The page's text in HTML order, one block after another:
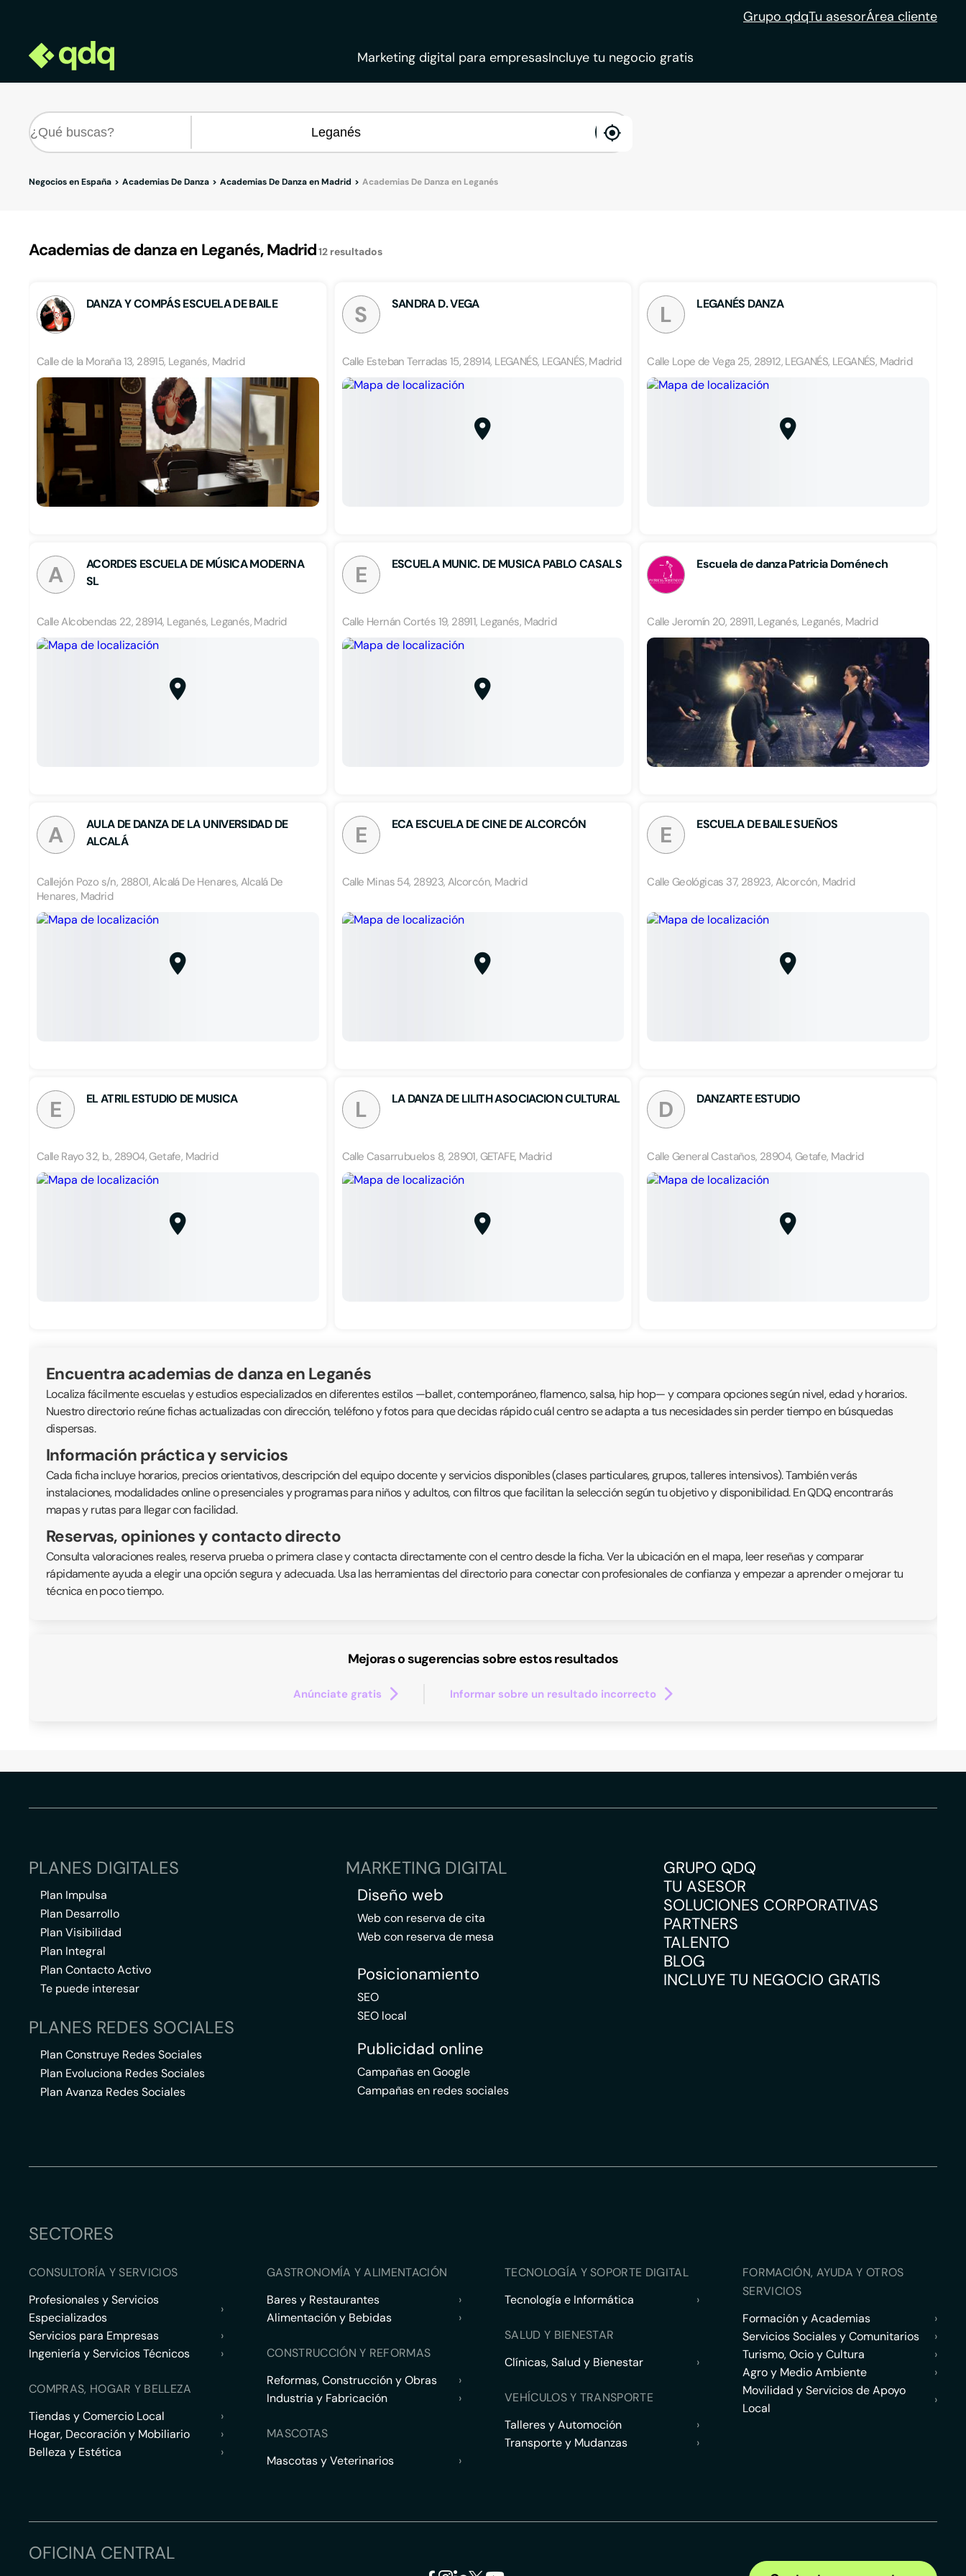
Grupo qdqTu asesorÁrea cliente
Marketing digital para empresasIncluye tu negocio gratis
enable
Negocios en España Academias De Danza Academias De Danza en Madrid Academias De Danza en Leganés
Academias de danza en Leganés, Madrid12 resultados
DANZA Y COMPÁS ESCUELA DE BAILE
Calle de la Moraña 13, 28915, Leganés, Madrid
S SANDRA D. VEGA
Calle Esteban Terradas 15, 28914, LEGANÉS, LEGANÉS, Madrid
L LEGANÉS DANZA
Calle Lope de Vega 25, 28912, LEGANÉS, LEGANÉS, Madrid
A
ACORDES ESCUELA DE MÚSICA MODERNA
SL
Calle Alcobendas 22, 28914, Leganés, Leganés, Madrid
E ESCUELA MUNIC. DE MUSICA PABLO CASALS
Calle Hernán Cortés 19, 28911, Leganés, Madrid
Escuela de danza Patricia Doménech
Calle Jeromín 20, 28911, Leganés, Leganés, Madrid
A
AULA DE DANZA DE LA UNIVERSIDAD DE
ALCALÁ
Callejón Pozo s/n, 28801, Alcalá De Henares, Alcalá De
Henares, Madrid
E ECA ESCUELA DE CINE DE ALCORCÓN
Calle Minas 54, 28923, Alcorcón, Madrid
E ESCUELA DE BAILE SUEÑOS
Calle Geológicas 37, 28923, Alcorcón, Madrid
E EL ATRIL ESTUDIO DE MUSICA
Calle Rayo 32, b., 28904, Getafe, Madrid
L LA DANZA DE LILITH ASOCIACION CULTURAL
Calle Casarrubuelos 8, 28901, GETAFE, Madrid
D DANZARTE ESTUDIO
Calle General Castaños, 28904, Getafe, Madrid
Encuentra academias de danza en Leganés
Localiza fácilmente escuelas y estudios especializados en diferentes estilos —ballet, contemporáneo, flamenco, salsa, hip hop— y compara opciones según nivel, edad y horarios.
Nuestro directorio reúne fichas actualizadas con dirección, teléfono y fotos para que decidas rápido cuál centro se adapta a tus necesidades sin perder tiempo en búsquedas
dispersas.
Información práctica y servicios
Cada ficha incluye horarios, precios orientativos, descripción del equipo docente y servicios disponibles (clases particulares, grupos, talleres intensivos). También verás
instalaciones, modalidades online o presenciales y programas para niños y adultos, con filtros que facilitan la selección según tu objetivo y disponibilidad. En QDQ encontrarás
mapas y rutas para llegar con facilidad.
Reservas, opiniones y contacto directo
Consulta valoraciones reales, reserva prueba o primera clase y contacta directamente con el centro desde la ficha. Ver la ubicación en el mapa, leer reseñas y comparar
rápidamente ayuda a elegir una opción segura y adecuada. Usa las herramientas del directorio para conectar con profesionales de confianza y empezar a aprender o mejorar tu
técnica en poco tiempo.
Mejoras o sugerencias sobre estos resultados
Anúnciate gratis Informar sobre un resultado incorrecto
PLANES DIGITALES
Plan Impulsa
Plan Desarrollo
Plan Visibilidad
Plan Integral
Plan Contacto Activo
Te puede interesar
PLANES REDES SOCIALES
Plan Construye Redes Sociales
Plan Evoluciona Redes Sociales
Plan Avanza Redes Sociales
MARKETING DIGITAL
Diseño web
Web con reserva de cita
Web con reserva de mesa
Posicionamiento
SEO
SEO local
Publicidad online
Campañas en Google
Campañas en redes sociales
GRUPO QDQ
TU ASESOR
SOLUCIONES CORPORATIVAS
PARTNERS
TALENTO
BLOG
INCLUYE TU NEGOCIO GRATIS
SECTORES
CONSULTORÍA Y SERVICIOS
Profesionales y Servicios
Especializados
›
Servicios para Empresas
›
Ingeniería y Servicios Técnicos
›
COMPRAS, HOGAR Y BELLEZA
Tiendas y Comercio Local
›
Hogar, Decoración y Mobiliario
›
Belleza y Estética
›
GASTRONOMÍA Y ALIMENTACIÓN
Bares y Restaurantes
›
Alimentación y Bebidas
›
CONSTRUCCIÓN Y REFORMAS
Reformas, Construcción y Obras
›
Industria y Fabricación
›
MASCOTAS
Mascotas y Veterinarios
›
TECNOLOGÍA Y SOPORTE DIGITAL
Tecnología e Informática
›
SALUD Y BIENESTAR
Clínicas, Salud y Bienestar
›
VEHÍCULOS Y TRANSPORTE
Talleres y Automoción
›
Transporte y Mudanzas
›
FORMACIÓN, AYUDA Y OTROS
SERVICIOS
Formación y Academias
›
Servicios Sociales y Comunitarios
›
Turismo, Ocio y Cultura
›
Agro y Medio Ambiente
›
Movilidad y Servicios de Apoyo
Local
›
OFICINA CENTRAL